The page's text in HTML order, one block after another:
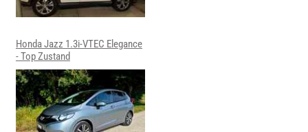
Honda Jazz 1.3i-VTEC Elegance
- Top Zustand